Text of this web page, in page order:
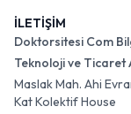
İLETİŞİM
Doktorsitesi Com
Teknoloji ve Ticaret
Maslak Mah. Ahi
Kat Kolektif House